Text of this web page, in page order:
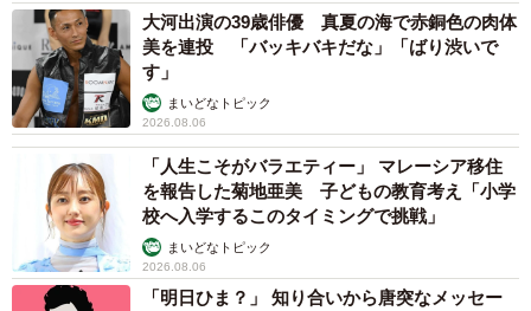
大河出演の39歳俳優 真夏の海で赤銅色の肉体
美を連投 「バッキバキだな」「ばり渋いで
す」
まいどなトピック
2026.08.06
「人生こそがバラエティー」 マレーシア移住
を報告した菊地亜美 子どもの教育考え「小学
校へ入学するこのタイミングで挑戦」
まいどなトピック
2026.08.06
「明日ひま？」 知り合いから唐突なメッセー